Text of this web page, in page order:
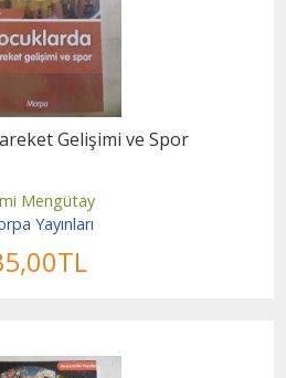
Gelişimi ve Spor
Mengütay
Yayınları
,00TL